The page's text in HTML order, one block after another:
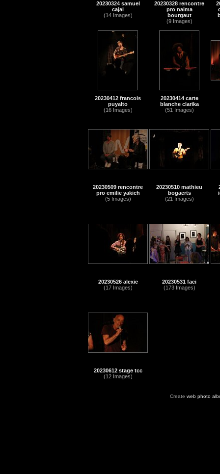
20230324 samuel
cajal
(14 Images)
20230328 rencontre
pro naima
bourgaut
(9 Images)
20230412 francois
puyalto
(16 Images)
20230414 carte
blanche clarika
(51 Images)
20230509 rencontre
pro emilie yakich
(5 Images)
20230510 mathieu
bogaerts
(21 Images)
20230526 alexie
(17 Images)
20230531 faci
(173 Images)
20230612 stage tcc
(12 Images)
Create web photo